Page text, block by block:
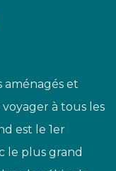
aménagés et
à tous les
est le 1er
le plus grand